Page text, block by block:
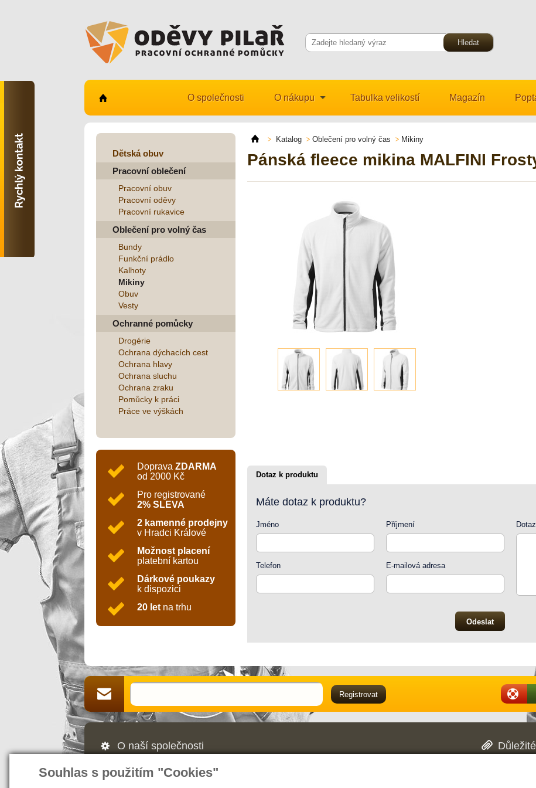
Souhlas s použitím "Cookies"
O společnosti O nákupu Tabulka velikostí Magazín
Dětská obuv
Pracovní oblečení
Pracovní obuv
Pracovní oděvy
Pracovní rukavice
Oblečení pro volný čas
Bundy
Funkční prádlo
Kalhoty
Mikiny
Obuv
Vesty
Ochranné pomůcky
Drogérie
Ochrana dýchacích cest
Ochrana hlavy
Ochrana sluchu
Ochrana zraku
Pomůcky k práci
Práce ve výškách
Doprava ZDARMA
od 2000 Kč
Pro registrované
2% SLEVA
2 kamenné prodejny
v Hradci Králové
Možnost placení
platební kartou
Dárkové poukazy
k dispozici
20 let na trhu
Katalog Oblečení pro volný čas Mikiny
Pánská fleece mikina MALFINI
Dotaz k produktu
Máte dotaz k produktu?
Jméno
Telefon
Příjmení
E-mailová adresa
Dotaz
Kontaktujte nás
info@odevy-pilar.cz
O naší společnosti
Jsme Vaším partnerem a prodejcem v oblasti pracovně ochranných pomůcek. Mimo
webových stránek nás naleznete také v našich dvou prodejnách v Hradci Králové. V